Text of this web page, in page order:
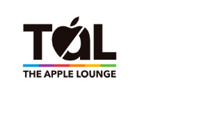
contenuto